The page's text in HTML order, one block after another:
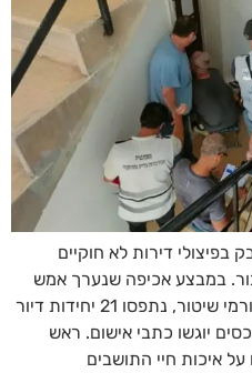
דירות לא חוקיים
במבצע אכיפה שנערך אמש
על ידי האגף לפיקוח על הבנייה וגורמי שיטור, נתפסו 21 יחידות דיור
יוגשו כתבי אישום. ראש
איכות חיי התושבים